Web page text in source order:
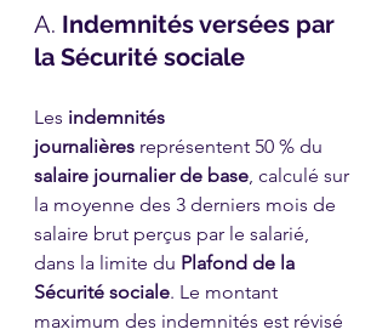
A. Indemnités versées par
la Sécurité sociale
Les indemnités
journalières représentent 50 % du
salaire journalier de base, calculé sur
la moyenne des 3 derniers mois de
salaire brut perçus par le salarié,
dans la limite du Plafond de la
Sécurité sociale. Le montant
maximum des indemnités est révisé